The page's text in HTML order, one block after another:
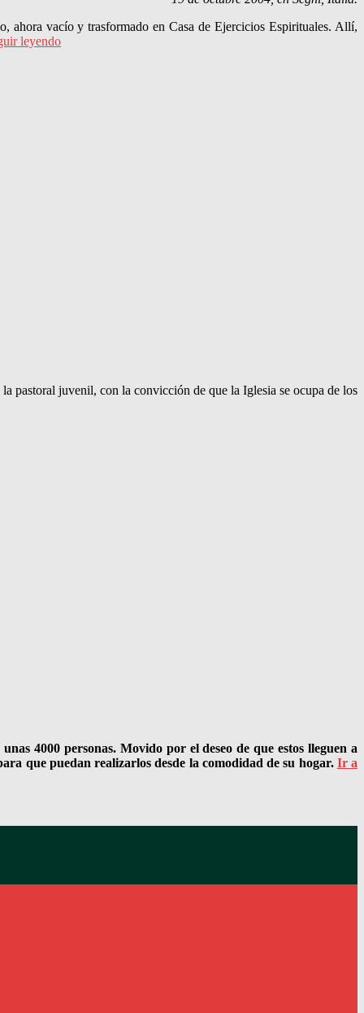
ahora vacío y trasformado en Casa de Ejercicios Espirituales. Allí,
leyendo
pastoral juvenil, con la convicción de que la Iglesia se ocupa de los
4000 personas. Movido por el deseo de que estos lleguen a
que puedan realizarlos desde la comodidad de su hogar. Ir a